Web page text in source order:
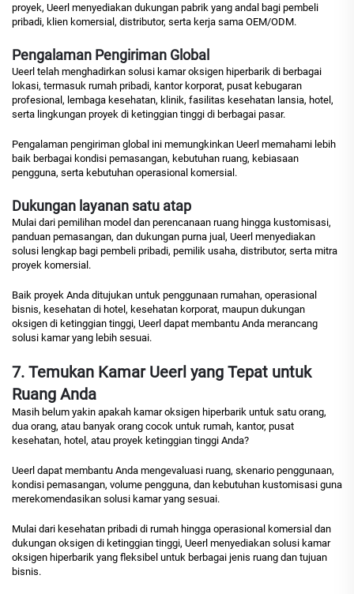
proyek, Ueerl menyediakan dukungan pabrik yang andal bagi pembeli
pribadi, klien komersial, distributor, serta kerja sama OEM/ODM.
Pengalaman Pengiriman Global
Ueerl telah menghadirkan solusi kamar oksigen hiperbarik di berbagai
lokasi, termasuk rumah pribadi, kantor korporat, pusat kebugaran
profesional, lembaga kesehatan, klinik, fasilitas kesehatan lansia, hotel,
serta lingkungan proyek di ketinggian tinggi di berbagai pasar.
Pengalaman pengiriman global ini memungkinkan Ueerl memahami lebih
baik berbagai kondisi pemasangan, kebutuhan ruang, kebiasaan
pengguna, serta kebutuhan operasional komersial.
Dukungan layanan satu atap
Mulai dari pemilihan model dan perencanaan ruang hingga kustomisasi,
panduan pemasangan, dan dukungan purna jual, Ueerl menyediakan
solusi lengkap bagi pembeli pribadi, pemilik usaha, distributor, serta mitra
proyek komersial.
Baik proyek Anda ditujukan untuk penggunaan rumahan, operasional
bisnis, kesehatan di hotel, kesehatan korporat, maupun dukungan
oksigen di ketinggian tinggi, Ueerl dapat membantu Anda merancang
solusi kamar yang lebih sesuai.
7. Temukan Kamar Ueerl yang Tepat untuk
Ruang Anda
Masih belum yakin apakah kamar oksigen hiperbarik untuk satu orang,
dua orang, atau banyak orang cocok untuk rumah, kantor, pusat
kesehatan, hotel, atau proyek ketinggian tinggi Anda?
Ueerl dapat membantu Anda mengevaluasi ruang, skenario penggunaan,
kondisi pemasangan, volume pengguna, dan kebutuhan kustomisasi guna
merekomendasikan solusi kamar yang sesuai.
Mulai dari kesehatan pribadi di rumah hingga operasional komersial dan
dukungan oksigen di ketinggian tinggi, Ueerl menyediakan solusi kamar
oksigen hiperbarik yang fleksibel untuk berbagai jenis ruang dan tujuan
bisnis.